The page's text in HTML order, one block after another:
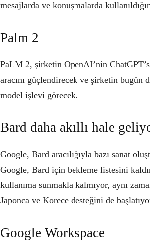
mesajlarda ve konuşmalarda
Palm 2
PaLM 2, şirketin OpenAI’nin
aracını güçlendirecek ve şirketin
model işlevi görecek.
Bard daha akıllı hale
Google, Bard aracılığıyla bazı sanat
Google, Bard için bekleme listesini
kullanıma sunmakla kalmıyor, aynı
Japonca ve Korece desteğini de
Google Workspace